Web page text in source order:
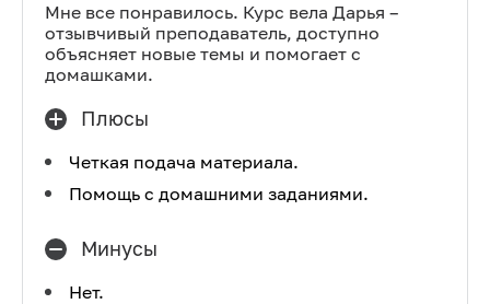
Мне все понравилось. Курс вела Дарья –
отзывчивый преподаватель, доступно
объясняет новые темы и помогает с
домашками.
Плюсы
Четкая подача материала.
Помощь с домашними заданиями.
Минусы
Нет.